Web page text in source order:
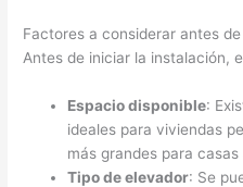
Factores a considerar antes
Antes de iniciar la instalación,
Espacio disponible:
ideales para viviendas
más grandes para casas
Tipo de elevador: Se